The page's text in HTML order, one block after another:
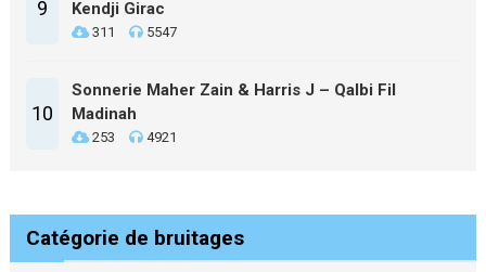
9
Kendji Girac
311 5547
10
Sonnerie Maher Zain & Harris J – Qalbi Fil
Madinah
253 4921
Catégorie de bruitages